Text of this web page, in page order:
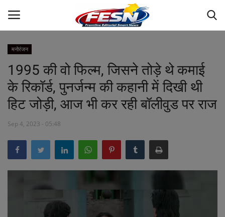
राष्ट्रीय
अंतराष्ट्रीय
छत्तीसगढ़
मध्य प्रदेश
रोजगार
मनोरंजन
1995 की वो फिल्म, जिसने तोड़े थे कमाई
के रिकॉर्ड, पुनर्जन्म की कहानी में दिखी थी
हिट जोड़ी, आज भी कर रही बॉलीवुड पर राज
Sep 4, 2023 - 05:48